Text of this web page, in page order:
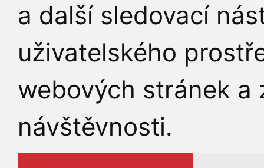
a další sledovací
uživatelského
webových stránek a
návštěvnosti.